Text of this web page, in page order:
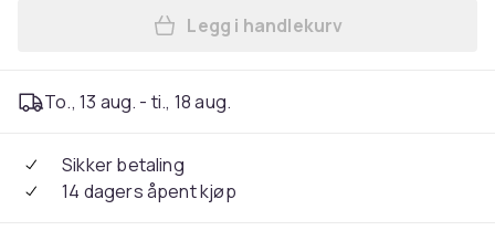
Legg Flora Danica-
Legg i handlekurv
To., 13 aug. - ti., 18 aug.
Sikker betaling
14 dagers åpent kjøp